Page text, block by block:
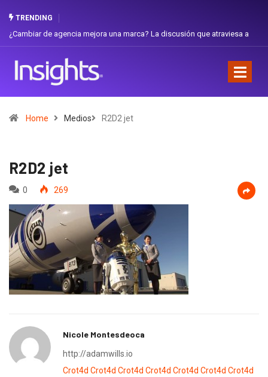
TRENDING
¿Cambiar de agencia mejora una marca? La discusión que atraviesa a
Home Medios R2D2 jet
R2D2 jet
0 269
Nicole Montesdeoca
http://adamwills.io
Crot4d Crot4d Crot4d Crot4d Crot4d Crot4d Crot4d